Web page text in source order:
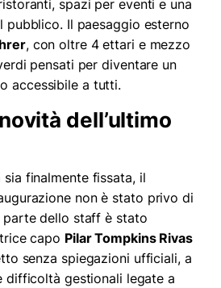
spazi per eventi e una
pubblico. Il paesaggio esterno
, con oltre 4 ettari e mezzo
pensati per diventare un
accessibile a tutti.
dell’ultimo
finalmente fissata, il
non è stato privo di
dello staff è stato
capo Pilar Tompkins Rivas
senza spiegazioni ufficiali, a
difficoltà gestionali legate a